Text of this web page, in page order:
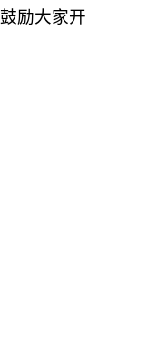
励大家开